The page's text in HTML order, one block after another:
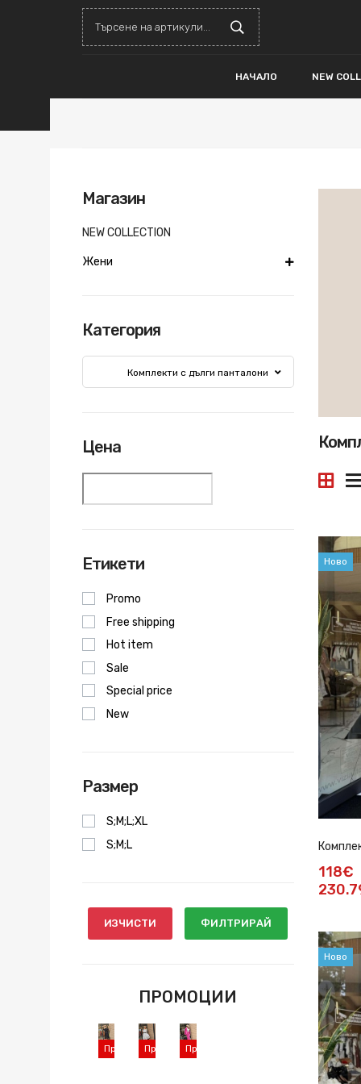
НАЧАЛО NEW
Ново
118€
Ново
Магазин
NEW COLLECTION
Жени
Категория
Комплекти с дълги панталони
Цена
Етикети
Promo
Free shipping
Hot item
Sale
Special price
New
Размер
S;M;L;XL
S;M;L
ИЗЧИСТИ ФИЛТРИРАЙ
ПРОМОЦИИ
ПромоцияПромоцияПромоция